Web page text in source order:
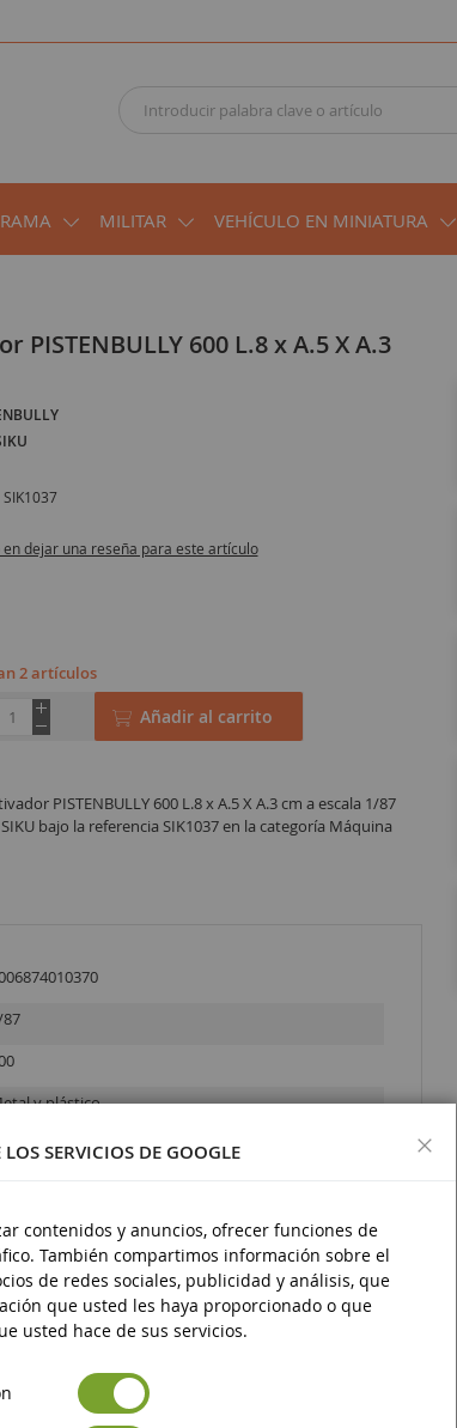
MILITAR VEHÍCULO EN MINIATURA
SIK1037
dejar una reseña para este artículo
2 artículos
Añadir al carrito
PISTENBULLY 600 L.8 x A.5 X A.3 cm a escala 1/87
bajo la referencia SIK1037 en la categoría Máquina
y plástico
de 3 años
: ne convient pas aux enfants de moins
3 ans.
CE
SERVICIOS DE GOOGLE
contenidos y anuncios, ofrecer funciones de
También compartimos información sobre el
de redes sociales, publicidad y análisis, que
que usted les haya proporcionado o que
usted hace de sus servicios.